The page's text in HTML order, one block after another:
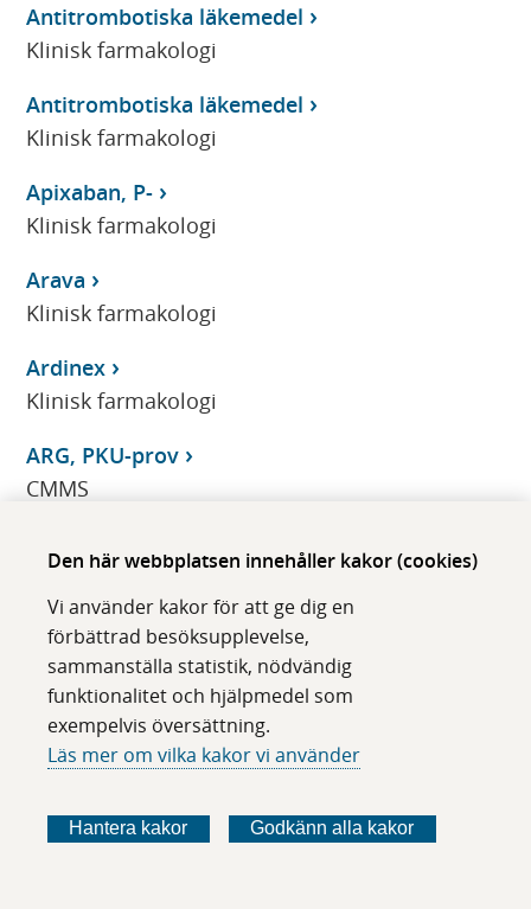
Den här webbplatsen innehåller kakor (cookies)
Vi använder kakor för att ge dig en
förbättrad besöksupplevelse,
sammanställa statistik, nödvändig
funktionalitet och hjälpmedel som
exempelvis översättning.
Läs mer om vilka kakor vi använder
Hantera kakor Godkänn alla kakor
Antitrombotiska läkemedel
Klinisk farmakologi
Antitrombotiska läkemedel
Klinisk farmakologi
Apixaban, P-
Klinisk farmakologi
Arava
Klinisk farmakologi
Ardinex
Klinisk farmakologi
ARG, PKU-prov
CMMS
CMMS
arginin, CSV-
CMMS
Arginin, P-
CMMS
CMMS